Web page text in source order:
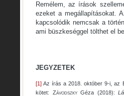
Remélem, az írások
ezeket a megállapításokat.
kapcsolódik nemcsak a
ami büszkeséggel tölthet el
JEGYZETEK
[1] Az írás a 2018. október 9-i, az
kötet: ZávodszkyGéza (2018):